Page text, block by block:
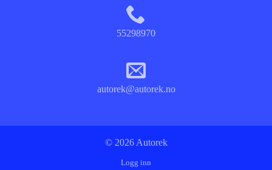
55298970
autorek@autorek.no
© 2026 Autorek
Logg inn